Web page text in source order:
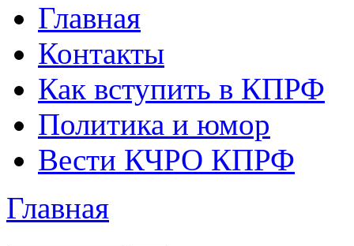
Главное меню
Главная
Контакты
Как вступить в КПРФ
Политика и юмор
Вести КЧРО КПРФ
Вы здесь
Главная